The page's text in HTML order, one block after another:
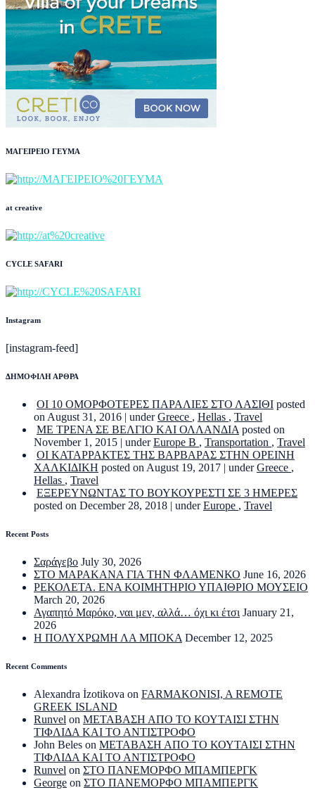
ΜΑΓΕΙΡΕΙΟ ΓΕΥΜΑ
at creative
CYCLE SAFARI
Instagram
[instagram-feed]
ΔΗΜΟΦΙΛΗ ΑΡΘΡΑ
ΟΙ 10 ΟΜΟΡΦΟΤΕΡΕΣ ΠΑΡΑΛΙΕΣ ΣΤΟ ΛΑΣΙΘΙ posted
on August 31, 2016 | underGreece , Hellas , Travel
ΜΕ ΤΡΕΝΑ ΣΕ ΒΕΛΓΙΟ ΚΑΙ ΟΛΛΑΝΔΙΑ posted on
November 1, 2015 | underEurope B , Transportation , Travel
ΟΙ ΚΑΤΑΡΡΑΚΤΕΣ ΤΗΣ ΒΑΡΒΑΡΑΣ ΣΤΗΝ ΟΡΕΙΝΗ
ΧΑΛΚΙΔΙΚΗ posted on August 19, 2017 | underGreece ,
Hellas , Travel
ΕΞΕΡΕΥΝΩΝΤΑΣ ΤΟ ΒΟΥΚΟΥΡΕΣΤΙ ΣΕ 3 ΗΜΕΡΕΣ
posted on December 28, 2018 | underEurope , Travel
Recent Posts
Σαράγεβο July 30, 2026
ΣΤΟ ΜΑΡΑΚΑΝΑ ΓΙΑ ΤΗΝ ΦΛΑΜΕΝΚΟ June 16, 2026
ΡΕΚΟΛΕΤΑ. ΕΝΑ ΚΟΙΜΗΤΗΡΙΟ ΥΠΑΙΘΡΙΟ ΜΟΥΣΕΙΟ
March 20, 2026
Αγαπητό Μαρόκο, ναι μεν, αλλά… όχι κι έτσι January 21,
2026
Η ΠΟΛΥΧΡΩΜΗ ΛΑ ΜΠΟΚΑ December 12, 2025
Recent Comments
Alexandra İzotikova on FARMAKONISI, A REMOTE
GREEK ISLAND
Runvel on ΜΕΤΑΒΑΣΗ ΑΠΟ ΤΟ ΚΟΥΤΑΙΣΙ ΣΤΗΝ
ΤΙΦΛΙΔΑ ΚΑΙ ΤΟ ΑΝΤΙΣΤΡΟΦΟ
John Beles on ΜΕΤΑΒΑΣΗ ΑΠΟ ΤΟ ΚΟΥΤΑΙΣΙ ΣΤΗΝ
ΤΙΦΛΙΔΑ ΚΑΙ ΤΟ ΑΝΤΙΣΤΡΟΦΟ
Runvel on ΣΤΟ ΠΑΝΕΜΟΡΦΟ ΜΠΑΜΠΕΡΓΚ
George on ΣΤΟ ΠΑΝΕΜΟΡΦΟ ΜΠΑΜΠΕΡΓΚ